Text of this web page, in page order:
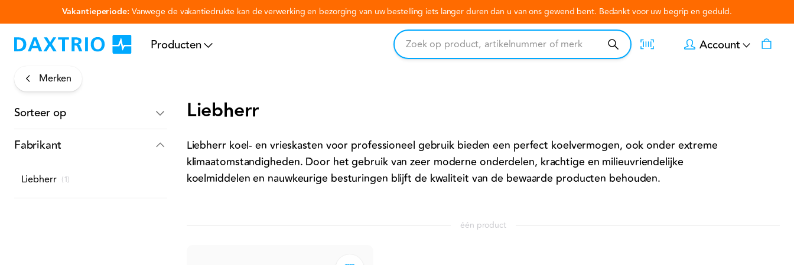
Vakantieperiode: Vanwege de vakantiedrukte kan de verwerking en bezorging van uw bestelling iets langer duren dan u van ons gewend bent. Bedankt voor uw begrip en geduld.
Producten Account
Merken
Sorteer op
Fabrikant
Liebherr (1)
Liebherr
Liebherr koel- en vrieskasten voor professioneel gebruik bieden een perfect koelvermogen, ook onder extreme
klimaatomstandigheden. Door het gebruik van zeer moderne onderdelen, krachtige en milieuvriendelijke
koelmiddelen en nauwkeurige besturingen blijft de kwaliteit van de bewaarde producten behouden.
één product